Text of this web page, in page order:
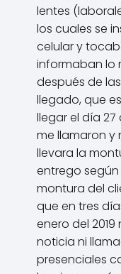
lentes
los cuales se
celular y
informaban lo
después de
llegado, que
llegar el día 27
me llamaron y
llevara la
entrego
montura del
que en tres
enero del
noticia ni
presenciales